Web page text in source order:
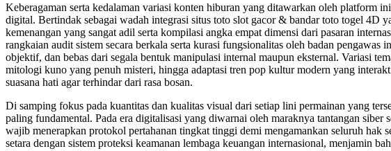
Keberagaman serta kedalaman variasi konten hiburan yang ditawarkan oleh platform
digital. Bertindak sebagai wadah integrasi situs toto slot gacor & bandar toto togel
kemenangan yang sangat adil serta kompilasi angka empat dimensi dari pasaran
rangkaian audit sistem secara berkala serta kurasi fungsionalitas oleh badan
objektif, dan bebas dari segala bentuk manipulasi internal maupun eksternal. Variasi
mitologi kuno yang penuh misteri, hingga adaptasi tren pop kultur modern yang
suasana hati agar terhindar dari rasa bosan.
Di samping fokus pada kuantitas dan kualitas visual dari setiap lini permainan yang
paling fundamental. Pada era digitalisasi yang diwarnai oleh maraknya tantangan
wajib menerapkan protokol pertahanan tingkat tinggi demi mengamankan seluruh
setara dengan sistem proteksi keamanan lembaga keuangan internasional, menjamin